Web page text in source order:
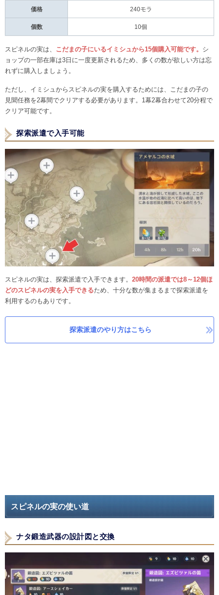
価格 240モラ
個数 10個
スピネルの実は、 こだまの子にいるイミシュから15個購入可能です。 シ
ョップの一部在庫は3日に一度更新されるため、多くの数が欲しい方は忘
れずに購入しましょう。
ただし、イミシュからスピネルの実を購入するためには、こだまの子の
見聞任務を2幕間でクリアする必要があります。1幕2幕合わせて20分程で
クリア可能です。
探索派遣で入手可能
スピネルの実は、探索派遣で入手できます。 20時間の派遣では8～12個ほ
どのスピネルの実を入手できるため、十分な数が集まるまで探索派遣を
利用するのもありです。
探索派遣のやり方はこちら
スピネルの実の使い道
ナタ鍛造武器の設計図と交換